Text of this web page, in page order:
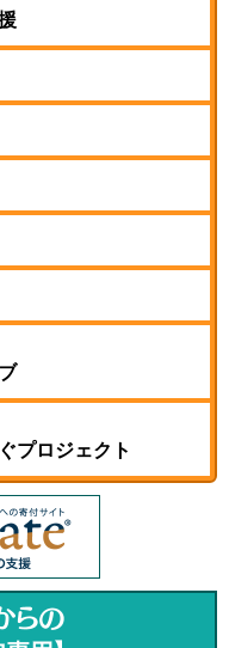
プロジェクト